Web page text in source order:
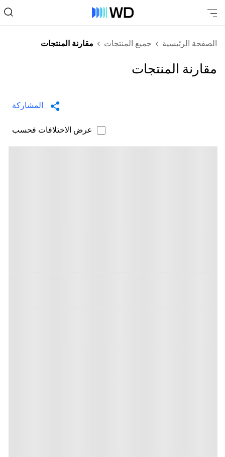
الصفحة الرئيسية جميع المنتجات مقارنة المنتجات
مقارنة المنتجات
المشاركة
عرض الاختلافات فحسب